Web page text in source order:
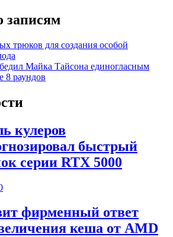
записям
трюков для создания особой
Майка Тайсона единогласным
8 раундов
кулеров
быстрый
серии RTX 5000
фирменный ответ
кеша от AMD